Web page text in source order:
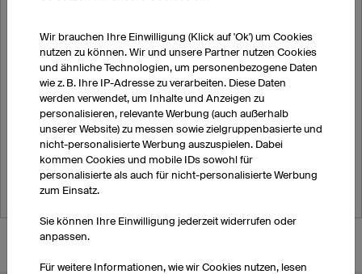
Radsport
Laufen
eSports
Yoga
Dart
Bowling
Rudern
T-Shirts, Hoodies etc.
Wir brauchen Ihre Einwilligung (Klick auf 'Ok') um Cookies
nutzen zu können. Wir und unsere Partner nutzen Cookies
und ähnliche Technologien, um personenbezogene Daten
wie z. B. Ihre IP-Adresse zu verarbeiten. Diese Daten
werden verwendet, um Inhalte und Anzeigen zu
personalisieren, relevante Werbung (auch außerhalb
unserer Website) zu messen sowie zielgruppenbasierte und
nicht-personalisierte Werbung auszuspielen. Dabei
kommen Cookies und mobile IDs sowohl für
personalisierte als auch für nicht-personalisierte Werbung
zum Einsatz.
Sie können Ihre Einwilligung jederzeit widerrufen oder
anpassen.
Für weitere Informationen, wie wir Cookies nutzen, lesen